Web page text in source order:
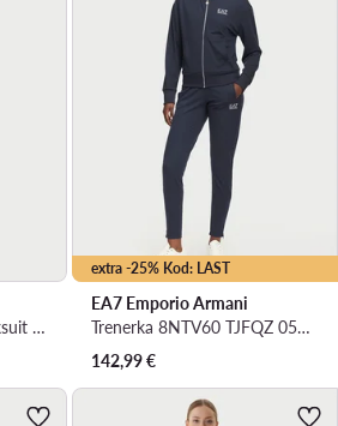
Trenerka Dayready Tracksuit JD5435 Tamnoplava Regular Fit
extra -25% Kod: LAST
EA7 Emporio Armani
Trenerka 8NTV60 TJFQZ 0554 Tamnoplava Regular Fit
142,99€